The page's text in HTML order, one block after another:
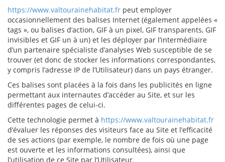
https://www.valtourainehabitat.fr peut employer
occasionnellement des balises Internet (également appelées «
tags », ou balises d’action, GIF à un pixel, GIF transparents, GIF
invisibles et GIF un à un) et les déployer par l’intermédiaire
d’un partenaire spécialiste d’analyses Web susceptible de se
trouver (et donc de stocker les informations correspondantes,
y compris l’adresse IP de l’Utilisateur) dans un pays étranger.
Ces balises sont placées à la fois dans les publicités en ligne
permettant aux internautes d’accéder au Site, et sur les
différentes pages de celui-ci.
Cette technologie permet à https://www.valtourainehabitat.fr
d’évaluer les réponses des visiteurs face au Site et l’efficacité
de ses actions (par exemple, le nombre de fois où une page
est ouverte et les informations consultées), ainsi que
l’utilisation de ce Site par l’Utilisateur.